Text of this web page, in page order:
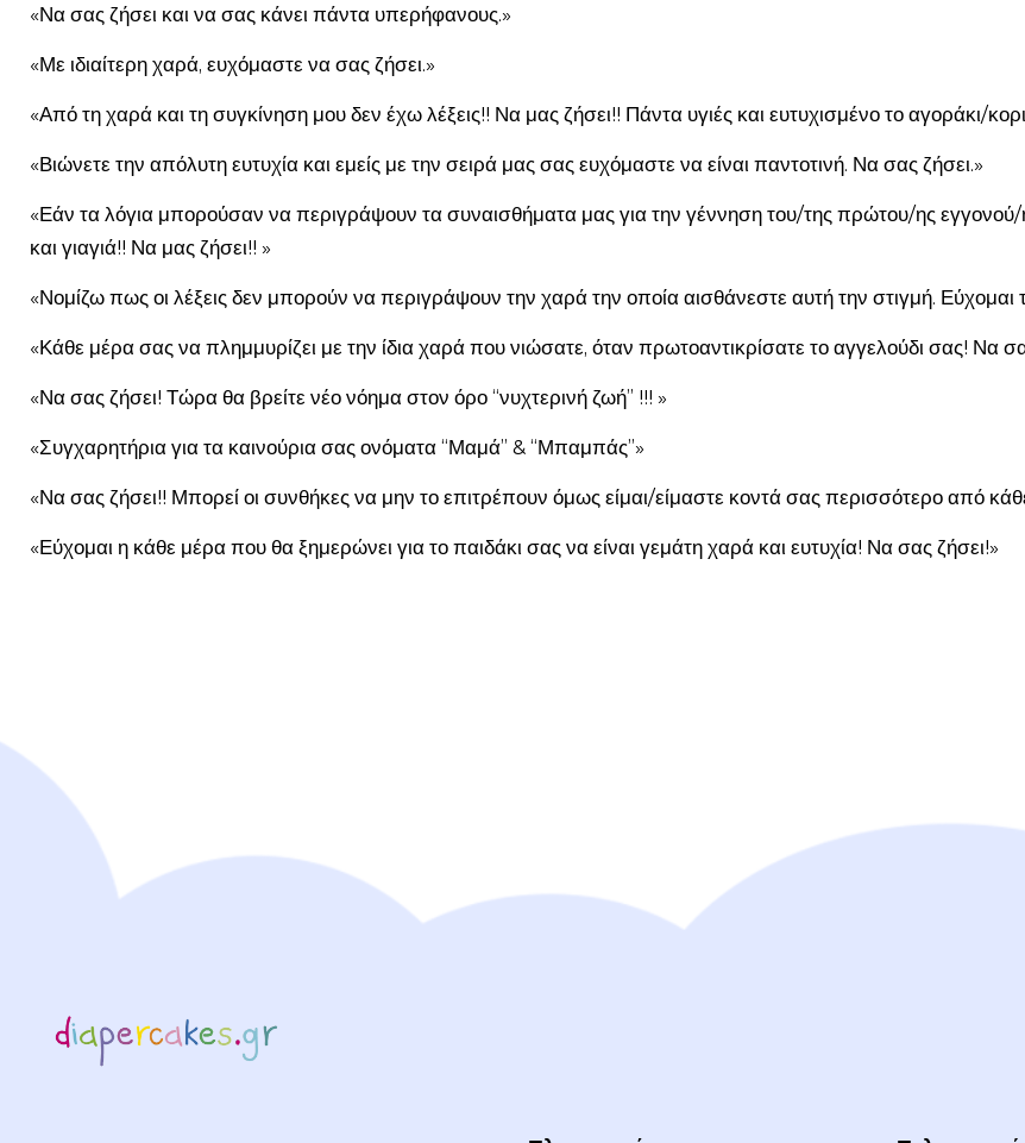
«Να σας ζήσει και να σας κάνει πάντα υπερήφανους.»
«Με ιδιαίτερη χαρά, ευχόμαστε να σας ζήσει.»
«Από τη χαρά και τη συγκίνηση μου δεν έχω λέξεις!! Να μας ζήσει!! Πάντα υγιές και ευτυχισμένο το αγοράκι/
«Βιώνετε την απόλυτη ευτυχία και εμείς με την σειρά μας σας ευχόμαστε να είναι παντοτινή. Να σας ζήσει.»
«Εάν τα λόγια μπορούσαν να περιγράψουν τα συναισθήματα μας για την γέννηση του/της πρώτου/ης
και γιαγιά!! Να μας ζήσει!! »
«Νομίζω πως οι λέξεις δεν μπορούν να περιγράψουν την χαρά την οποία αισθάνεστε αυτή την στιγμή.
«Κάθε μέρα σας να πλημμυρίζει με την ίδια χαρά που νιώσατε, όταν πρωτοαντικρίσατε το αγγελούδι σας! Να
«Να σας ζήσει! Τώρα θα βρείτε νέο νόημα στον όρο “νυχτερινή ζωή” !!! »
«Συγχαρητήρια για τα καινούρια σας ονόματα “Μαμά” & “Μπαμπάς”»
«Να σας ζήσει!! Μπορεί οι συνθήκες να μην το επιτρέπουν όμως είμαι/είμαστε κοντά σας περισσότερο από
«Εύχομαι η κάθε μέρα που θα ξημερώνει για το παιδάκι σας να είναι γεμάτη χαρά και ευτυχία! Να σας ζήσει!»